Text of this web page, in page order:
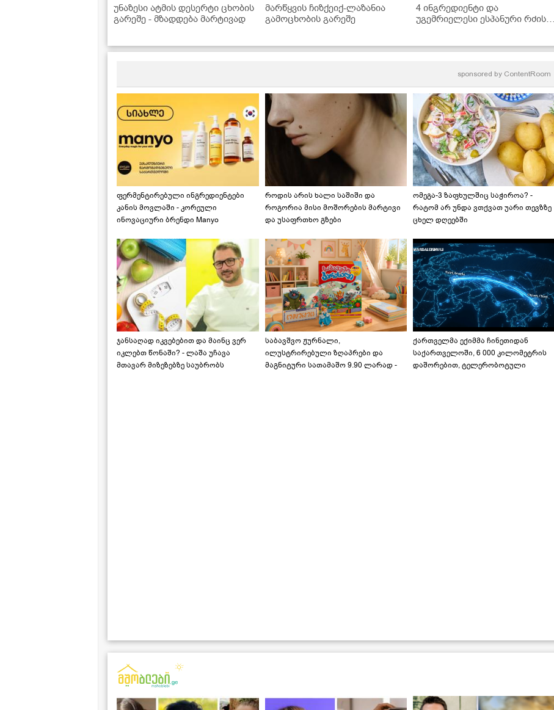
უნაზესი ატმის დესერტი ცხობის
გარეშე - მზადდება მარტივად
მარწყვის ჩიზქეიქ-ლაზანია
გამოცხობის გარეშე
4 ინგრედიენტი და
უგემრიელესი ესპანური რძის
sponsored by ContentRoom
ფერმენტირებული ინგრედიენტები
კანის მოვლაში - კორეული
ინოვაციური ბრენდი Manyo
როდის არის ხალი საშიში და
როგორია მისი მოშორების მარტივი
და უსაფრთხო გზები
ომეგა-3 ზაფხულშიც საჭიროა? -
რატომ არ უნდა ვთქვათ უარი თევზზე
ცხელ დღეებში
ჯანსაღად იკვებებით და მაინც ვერ
იკლებთ წონაში? - ლაშა უჩავა
მთავარ მიზეზებზე საუბრობს
საბავშვო ჟურნალი,
ილუსტრირებული ზღაპრები და
მაგნიტური სათამაშო 9.90 ლარად -
ქართველმა ექიმმა ჩინეთიდან
საქართველოში, 6 000 კილომეტრის
დაშორებით, ტელერობოტული